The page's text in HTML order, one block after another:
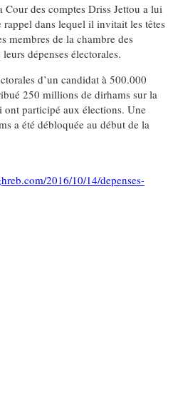
des comptes Driss Jettou a lui
dans lequel il invitait les têtes
membres de la chambre des
dépenses électorales.
d’un candidat à 500.000
250 millions de dirhams sur la
participé aux élections. Une
a été débloquée au début de la
2016/10/14/depenses-